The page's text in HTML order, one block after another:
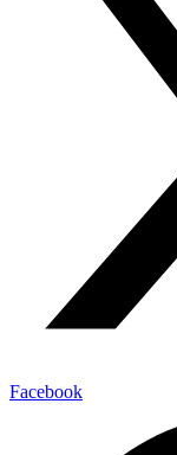
Facebook